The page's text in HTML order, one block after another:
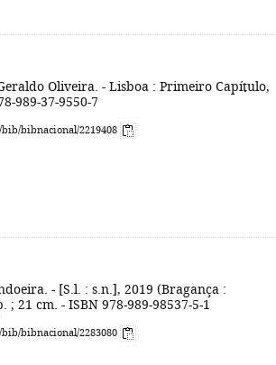
Oliveira. - Lisboa : Primeiro Capítulo,
989-37-9550-7
bibnacional/2219408
- [S.l. : s.n.], 2019 (Bragança :
21 cm. - ISBN 978-989-98537-5-1
bibnacional/2283080